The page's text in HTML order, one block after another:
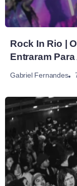
Rock In Rio |
Entraram
Gabriel Fernandes